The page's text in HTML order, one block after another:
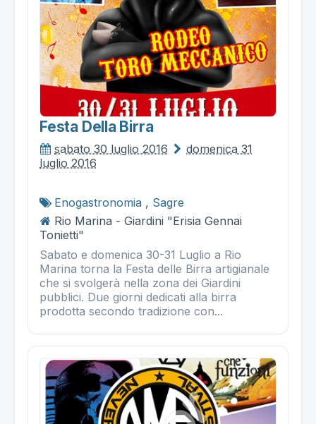
Festa Della Birra
sabato 30 luglio 2016
domenica 31
luglio 2016
Enogastronomia , Sagre
Rio Marina - Giardini "Erisia Gennai
Tonietti"
Sabato e domenica 30-31 Luglio a Rio
Marina torna la Festa delle Birra artigianale
che si svolgerà nella zona dei Giardini
pubblici. Due giorni dedicati alla birra
prodotta secondo tradizione con...